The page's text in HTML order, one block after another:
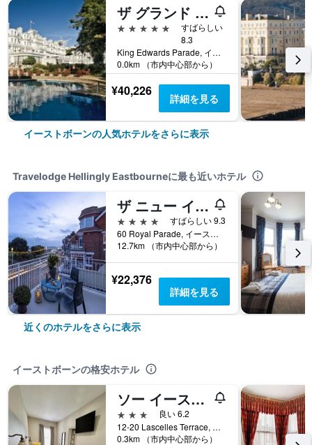
ザ グランド ホテル
5つ星
すばらしい
8.3
King Edwards Parade, イーストボーン, イギリス
0.0km （市内中心部から）
¥40,226 詳細を見る
イーストボーンの人気ホテルをさらに表示
Travelodge Hellingly Eastbourneに最も近いホテル
ザ ニュー イングランド
4つ星
すばらしい 9.3
60 Royal Parade, イーストボーン, イギリス
12.7km （市内中心部から）
¥22,376
詳細を見る
近くのホテルをさらに表示
イーストボーンの格安ホテル
ソー イーストボーン
3つ星
良い 6.2
12-20 Lascelles Terrace, イーストボーン, イギリス
0.3km （市内中心部から）